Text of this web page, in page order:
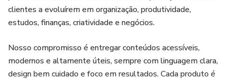
clientes a evoluírem em organização, produtividade,
estudos, finanças, criatividade e negócios.
Nosso compromisso é entregar conteúdos acessíveis,
modernos e altamente úteis, sempre com linguagem clara,
design bem cuidado e foco em resultados. Cada produto é